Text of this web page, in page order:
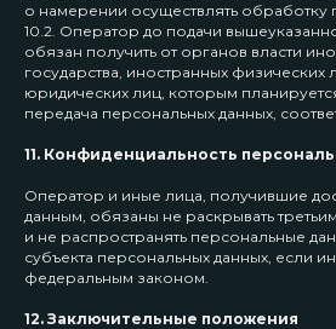
о намерении осуществлять обработку
10.2. Оператор до подачи
обязан получить от органов власти
государства, иностранных физических
юридических лиц, которым
передача персональных данных,
11. Конфиденциальность
Оператор и иные лица, получившие
данным, обязаны не раскрывать
и не распространять персональные
субъекта персональных данных, если
федеральным законом.
12. Заключительные положения